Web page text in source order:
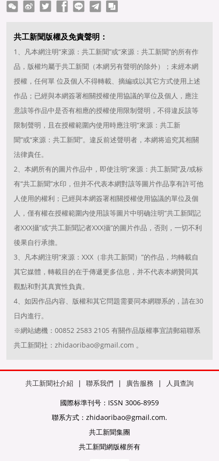
linetelegram copy
共工新聞版權及免責聲明：
1、凡本網注明“來源：共工新聞”或“來源：共工新聞”的所有作
品，版權均屬于共工新聞（本網另有聲明的除外）；未經本網
授權，任何單 位及個人不得轉載、摘編或以其它方式使用上述
作品；已經與本網簽署相關授權使用協議的單位及個人，應注
意該等作品中是否有相應的授權使用限制聲明，不得違反該等
限制聲明，且在授權範圍内使用時應注明“來源：共工新
聞”或“來源：共工新聞”。違反前述聲明者，本網将追究其相關
法律責任。
2、本網所有的圖片作品中，即使注明“來源：共工新聞”及/或标
有“共工新聞”水印，但并不代表本網對該等圖片作品享有許可他
人使用的權利；已經與本網簽署相關授權使用協議的單位及個
人，僅有權在授權範圍内使用該等圖片中明确注明“共工新聞記
者XXX攝”或“共工新聞記者XXX攝”的圖片作品，否則，一切不利
後果自行承擔。
3、凡本網注明“來源：XXX（非共工新聞）”的作品，均轉載自
其它媒體，轉載目的在于傳遞更多信息，并不代表本網贊同其
觀點和對其真實性負責。
4、如因作品内容、版權和其它問題需要同本網聯系的，請在30
日内進行。
※網站總機：00852 2583 2105 有關作品版權事宜請郵箱聯系
共工新聞社：zhidaoribao@gmail.com 。
共工新聞社介紹 | 聯系我們 | 廣告服務 | 人員查詢
國際标準刊号：ISSN 3006-8959
聯系方式：zhidaoribao@gmail.com.
共工新聞集團
共工新聞網版權所有